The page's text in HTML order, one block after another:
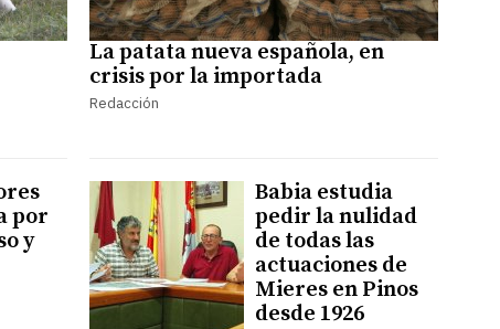
La patata nueva española, en
crisis por la importada
Redacción
por
y
Babia estudia
pedir la nulidad
de todas las
actuaciones de
Mieres en Pinos
desde 1926